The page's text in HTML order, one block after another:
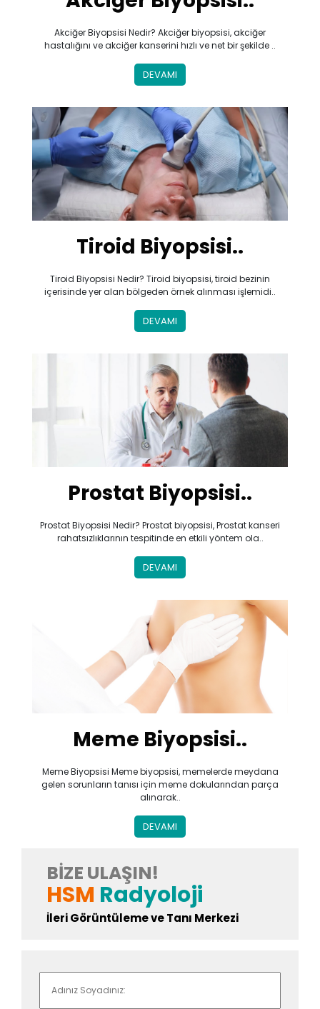
Akciğer Biyopsisi Nedir? Akciğer biyopsisi, akciğer
hastalığını ve akciğer kanserini hızlı ve net bir şekilde ..
DEVAMI
Tiroid Biyopsisi..
Tiroid Biyopsisi Nedir? Tiroid biyopsisi, tiroid bezinin
içerisinde yer alan bölgeden örnek alınması işlemidi..
DEVAMI
Prostat Biyopsisi..
Prostat Biyopsisi Nedir? Prostat biyopsisi, Prostat kanseri
rahatsızlıklarının tespitinde en etkili yöntem ola..
DEVAMI
Meme Biyopsisi..
Meme Biyopsisi Meme biyopsisi, memelerde meydana
gelen sorunların tanısı için meme dokularından parça
alınarak..
DEVAMI
BIZE ULAŞIN!
HSM Radyoloji
İleri Görüntüleme ve Tanı Merkezi